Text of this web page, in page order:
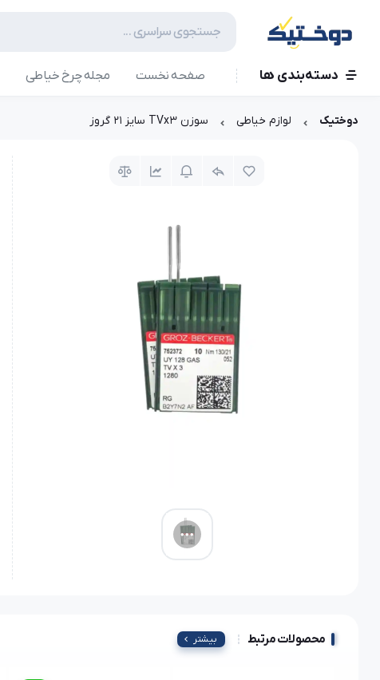
دسته‌بندی ها صفحه نخست مجله چرخ خیاطی
دوختیک لوازم خیاطی سوزن TVx3 سایز 21 گروز
محصولات مرتبط بیشتر